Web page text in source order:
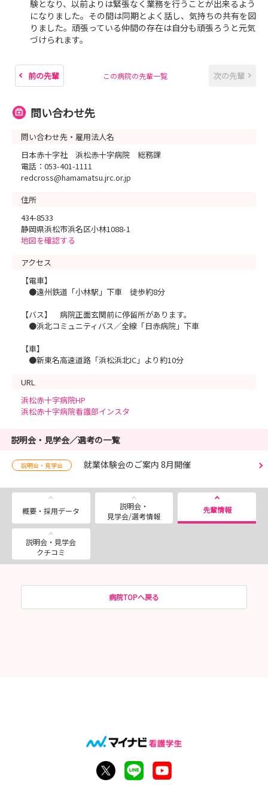
験となり、以前よりは緊張なく業務を行うことが出来るよう
になりました。その間は同期とよく話し、気持ちの共有を図
りました。頑張っている仲間の存在は自分も頑張ろうと元気
づけられます。
前の先輩 この病院の先輩一覧 次の先輩
問い合わせ先
問い合わせ先・雇用法人名
日本赤十字社 浜松赤十字病院 総務課
電話：053-401-1111
redcross@hamamatsu.jrc.or.jp
住所
434-8533
静岡県浜松市浜名区小林1088-1
地図を確認する
アクセス
【電車】
●遠州鉄道「小林駅」下車 徒歩約8分
【バス】 病院正面玄関前に停留所があります。
●浜北コミュニティバス／全線「日赤病院」下車
【車】
●新東名高速道路「浜松浜北IC」より約10分
URL
浜松赤十字病院HP
浜松赤十字病院看護部インスタ
説明会・見学会／選考の一覧
説明会・見学会 就業体験会のご案内 8月開催
概要・採用データ
説明会・
見学会/選考情報
先輩情報
説明会・見学会
クチコミ
病院TOPへ戻る